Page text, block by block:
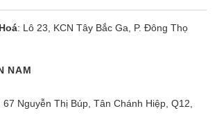
: Lô 23, KCN Tây Bắc Ga, P. Đông Thọ
NAM
67 Nguyễn Thị Búp, Tân Chánh Hiệp, Q12,